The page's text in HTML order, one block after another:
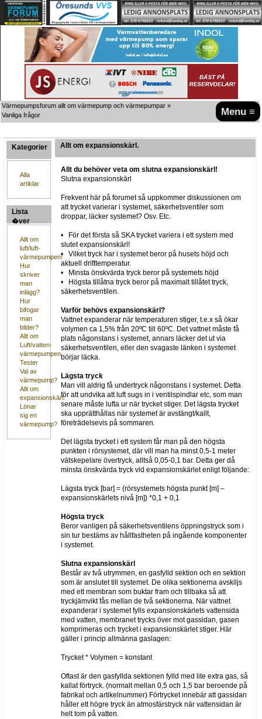
Menu ≡
Värmepumpsforum allt om värmepump och värmepumpar »
Vanliga frågor
Kategorier
Alla
artiklar
Lista
�ver
Allt om
luft/luft-
värmepumpen!
Hur
skriver
man
inlägg?
Hur
bifogar
man
bilder?
Allt om
Luft/vatten-
värmepumpen
Tester
Val av
värmepump?
Allt om
expansionskärl.
Lönar
sig en
värmepump?
Allt om expansionskärl.
Allt du behöver veta om slutna expansionskärl!
Slutna expansionskärl
Frekvent här på forumet så uppkommer diskussionen om
att trycket varierar i systemet, säkerhetsventiler som
droppar, läcker systemet? Osv. Etc.
• För det första så SKA trycket variera i ett system med
slutet expansionskärl!
• Vilket tryck har i systemet beror på husets höjd och
aktuell drifttemperatur.
• Minsta önskvärda tryck beror på systemets höjd
• Högsta tillåtna tryck beror på maximalt tillåtet tryck,
säkerhetsventilen.
Varför behövs expansionskärl?
Vattnet expanderar när temperaturen stiger, t.e.x så ökar
volymen ca 1,5% från 20ºC till 60ºC. Det vattnet måste få
plats någonstans i systemet, annars läcker det ut via
säkerhetsventilen, eller den svagaste länken i systemet
börjar läcka.
Lägsta tryck
Man vill aldrig få undertryck någonstans i systemet. Detta
för att undvika att luft sugs in i ventilspindlar etc, som man
senare måste lufta ur när trycket stiger. Det lägsta trycket
ska upprätthållas när systemet är avstängt/kallt,
företrädelsevis på sommaren.
Det lägsta trycket i ett system får man på den högsta
punkten i rörsystemet, där vill man ha minst 0,5-1 meter
vätskepelare övertryck, alltså 0,05-0,1 bar. Detta ger då
minsta önskvärda tryck vid expansionskärlet enligt följande:
Lägsta tryck [bar] = (rörsystemets högsta punkt [m] –
expansionskärlets nivå [m]) *0,1 + 0,1
Högsta tryck
Beror vanligen på säkerhetsventilens öppningstryck som i
sin tur bestäms av hållfastheten på ingående komponenter
i systemet.
Slutna expansionskärl
Består av två utrymmen, en gasfylld sektion och en sektion
som är anslutet till systemet. De olika sektionerna avskiljs
med ett membran som buktar fram och tillbaka så att
tryckjämvikt fås mellan de två sektionerna. När vattnet
expanderar i systemet fylls expansionskärlets vattensida
med vatten, membranet trycks över mot gassidan, gasen
komprimeras och trycket i expansionskärlet stiger. Här
gäller i princip allmänna gaslagen:
Trycket * Volymen = konstant
Oftast är den gasfyllda sektionen fylld med lite extra gas, så
kallat förtryck. (normalt mellan 0,5 och 1,5 bar beroende på
fabrikat och artikelnummer) Förtrycket innebär att gassidan
håller ett högre tryck än atmosfärstryck när vattensidan är
helt tom på vatten.